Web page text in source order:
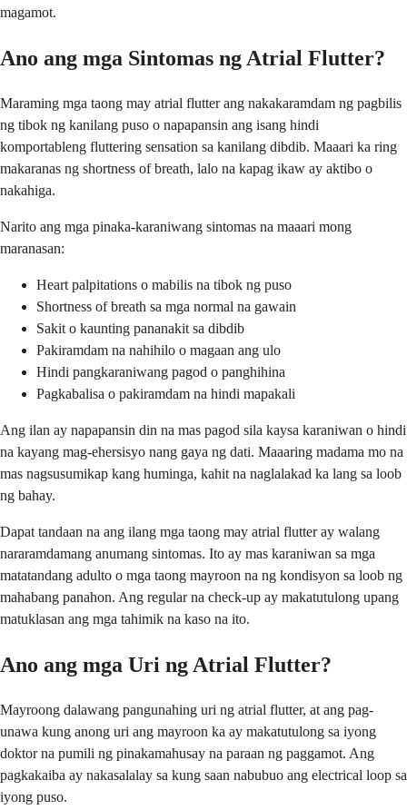
magamot.
Ano ang mga Sintomas ng Atrial Flutter?
Maraming mga taong may atrial flutter ang nakakaramdam ng pagbilis
ng tibok ng kanilang puso o napapansin ang isang hindi
komportableng fluttering sensation sa kanilang dibdib. Maaari ka ring
makaranas ng shortness of breath, lalo na kapag ikaw ay aktibo o
nakahiga.
Narito ang mga pinaka-karaniwang sintomas na maaari mong
maranasan:
Heart palpitations o mabilis na tibok ng puso
Shortness of breath sa mga normal na gawain
Sakit o kaunting pananakit sa dibdib
Pakiramdam na nahihilo o magaan ang ulo
Hindi pangkaraniwang pagod o panghihina
Pagkabalisa o pakiramdam na hindi mapakali
Ang ilan ay napapansin din na mas pagod sila kaysa karaniwan o hindi
na kayang mag-ehersisyo nang gaya ng dati. Maaaring madama mo na
mas nagsusumikap kang huminga, kahit na naglalakad ka lang sa loob
ng bahay.
Dapat tandaan na ang ilang mga taong may atrial flutter ay walang
nararamdamang anumang sintomas. Ito ay mas karaniwan sa mga
matatandang adulto o mga taong mayroon na ng kondisyon sa loob ng
mahabang panahon. Ang regular na check-up ay makatutulong upang
matuklasan ang mga tahimik na kaso na ito.
Ano ang mga Uri ng Atrial Flutter?
Mayroong dalawang pangunahing uri ng atrial flutter, at ang pag-
unawa kung anong uri ang mayroon ka ay makatutulong sa iyong
doktor na pumili ng pinakamahusay na paraan ng paggamot. Ang
pagkakaiba ay nakasalalay sa kung saan nabubuo ang electrical loop sa
iyong puso.